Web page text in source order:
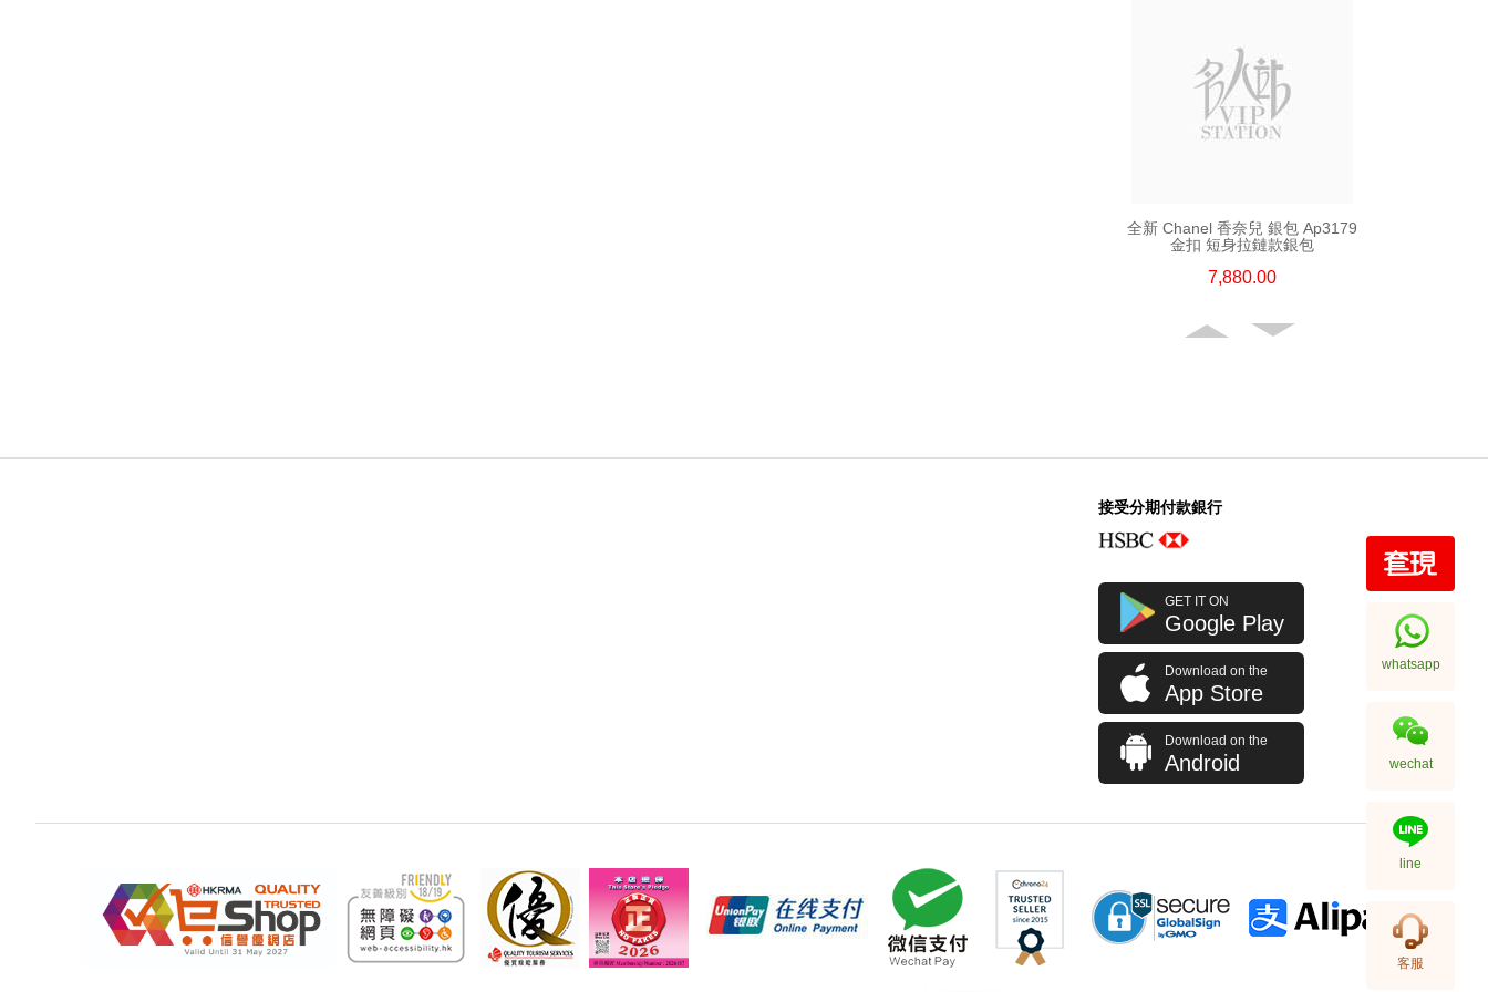
全新 Chanel 香奈兒 銀包 Ap3179
金扣 短身拉鏈款銀包
7,880.00
全新 Chanel 香奈兒 銀包 Ap3791
金扣 短身啪鈕款銀包
9,280.00
接受分期付款銀行
GET IT ON
Google Play
Download on the
App Store
Download on the
Android
whatsapp
wechat
line
客服